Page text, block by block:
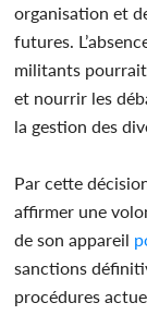
organisation et
futures.
militants
et nourrir les
la gestion des
Par cette
affirmer une
de son appareil
sanctions
procédures